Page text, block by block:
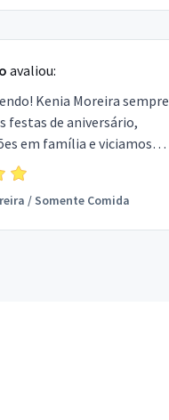
avaliou:
Kenia Moreira sempre
festas de aniversário,
em família e viciamos
feijoada.
/Somente Comida